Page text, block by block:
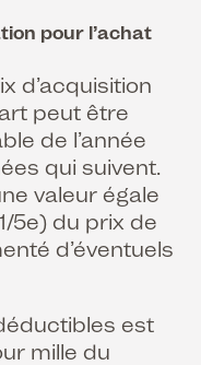
pour l’achat
d’acquisition
peut être
de l’année
qui suivent.
valeur égale
5e) du prix de
d’éventuels
est
mille du